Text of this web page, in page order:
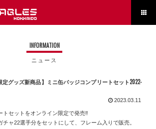

INFORMATION
ニュース
定グッズ新商品】ミニ缶バッジコンプリートセット2022-
2023.03.11
トセットをオンライン限定で発売‼
ャ22選手分をセットにして、フレーム入りで販売。